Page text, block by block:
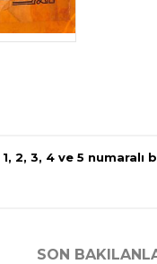
1, 2, 3, 4 ve 5
SON